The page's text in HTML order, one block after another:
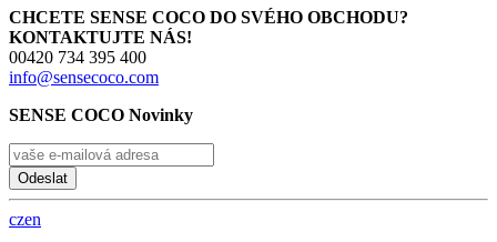
CHCETE SENSE COCO DO SVÉHO OBCHODU?
KONTAKTUJTE NÁS!
00420 734 395 400
info@sensecoco.com
SENSE COCO Novinky
Odeslat
czen